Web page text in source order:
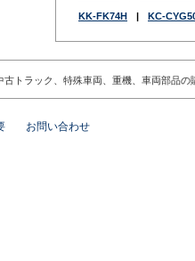
KK-FK74H | KC-
古トラック、特殊車両、重機、車両部品
お問い合わせ